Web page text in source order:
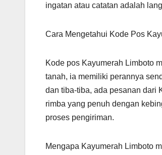
ingatan atau catatan adalah
Cara Mengetahui Kode Pos
Kode pos Kayumerah Limboto
tanah, ia memiliki perannya
dan tiba-tiba, ada pesanan dari
rimba yang penuh dengan
proses pengiriman.
Mengapa Kayumerah Limboto